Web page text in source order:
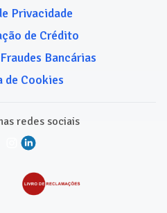
Privacidade
de Crédito
Bancárias
de Cookies
redes sociais